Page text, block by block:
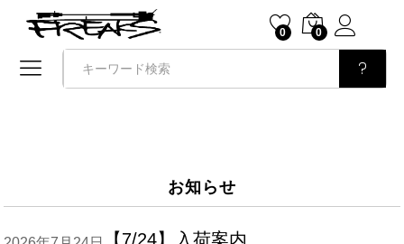
0 0
お知らせ
【7/24】入荷案内